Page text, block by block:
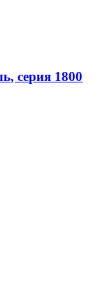
серия 1800